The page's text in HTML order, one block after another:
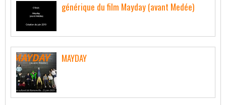
générique du film Mayday (avant Medée)
MAYDAY